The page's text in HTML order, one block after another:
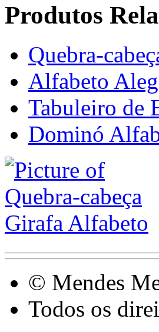
Produtos
Quebra-
Alfabeto
Tabuleiro de
Dominó
© Mendes
Todos os